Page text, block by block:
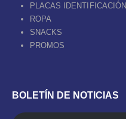
PLACAS IDENTIFICACIÓN
ROPA
SNACKS
PROMOS
BOLETÍN DE NOTICIAS